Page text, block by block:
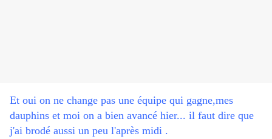
Et oui on ne change pas une équipe qui gagne,mes
dauphins et moi on a bien avancé hier... il faut dire que
j'ai brodé aussi un peu l'après midi .